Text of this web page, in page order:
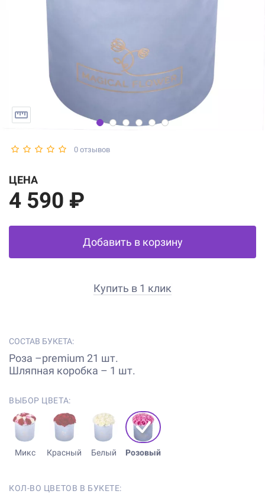
0 отзывов
ЦЕНА
4 590 ₽
Добавить в корзину
Купить в 1 клик
СОСТАВ БУКЕТА:
Роза –premium 21 шт.
Шляпная коробка – 1 шт.
ВЫБОР ЦВЕТА:
Микс Красный Белый Розовый
КОЛ-ВО ЦВЕТОВ В БУКЕТЕ: